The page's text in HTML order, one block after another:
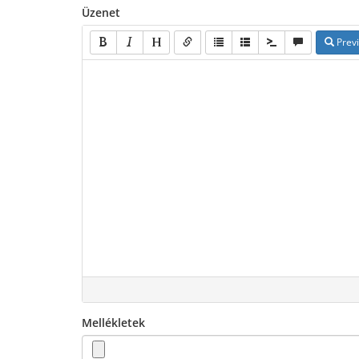
Üzenet
Mellékletek